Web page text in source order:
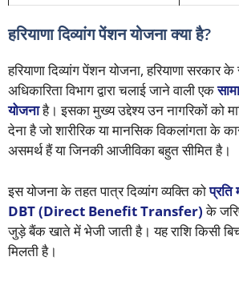
हरियाणा दिव्यांग पेंशन योजना क्या है?
हरियाणा दिव्यांग पेंशन योजना, हरियाणा सरकार
अधिकारिता विभाग द्वारा चलाई जाने वाली एक
योजनाहै। इसका मुख्य उद्देश्य उन नागरिकों को
देना है जो शारीरिक या मानसिक विकलांगता के
असमर्थ हैं या जिनकी आजीविका बहुत सीमित है।
इस योजना के तहत पात्र दिव्यांग व्यक्ति को
DBT (Direct Benefit Transfer)के
जुड़े बैंक खाते में भेजी जाती है। यह राशि किसी
मिलती है।